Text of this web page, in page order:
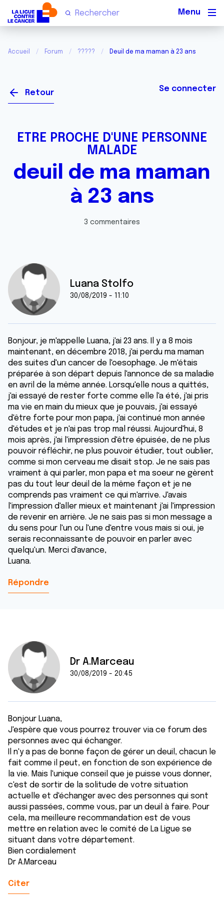
Accueil Forum ????? Deuil de ma maman à 23 ans
Retour Se connecter
ETRE PROCHE D'UNE PERSONNE
MALADE
deuil de ma maman
à 23 ans
3 commentaires
Luana Stolfo
30/08/2019 - 11:10
Bonjour, je m'appelle Luana, j'ai 23 ans. Il y a 8 mois
maintenant, en décembre 2018, j'ai perdu ma maman
des suites d'un cancer de l'oesophage. Je m'étais
préparée à son départ depuis l'annonce de sa maladie
en avril de la même année. Lorsqu'elle nous a quittés,
j'ai essayé de rester forte comme elle l'a été, j'ai pris
ma vie en main du mieux que je pouvais, j'ai essayé
d'être forte pour mon papa, j'ai continué mon année
d'études et je n'ai pas trop mal réussi. Aujourd'hui, 8
mois après, j'ai l'impression d'être épuisée, de ne plus
pouvoir réfléchir, ne plus pouvoir étudier, tout oublier,
comme si mon cerveau me disait stop. Je ne sais pas
vraiment à qui parler, mon papa et ma soeur ne gèrent
pas du tout leur deuil de la même façon et je ne
comprends pas vraiment ce qui m'arrive. J'avais
l'impression d'aller mieux et maintenant j'ai l'impression
de revenir en arrière. Je ne sais pas si mon message a
du sens pour l'un ou l'une d'entre vous mais si oui, je
serais reconnaissante de pouvoir en parler avec
quelqu'un. Merci d'avance,
Luana.
Répondre
Dr A.Marceau
30/08/2019 - 20:45
Bonjour Luana,
J'espère que vous pourrez trouver via ce forum des
personnes avec qui échanger.
Il n'y a pas de bonne façon de gérer un deuil, chacun le
fait comme il peut, en fonction de son expérience de
la vie. Mais l'unique conseil que je puisse vous donner,
c'est de sortir de la solitude de votre situation
actuelle et d'échanger avec des personnes qui sont
aussi passées, comme vous, par un deuil à faire. Pour
cela, ma meilleure recommandation est de vous
mettre en relation avec le comité de La Ligue se
situant dans votre département.
Bien cordialement
Dr A.Marceau
Citer